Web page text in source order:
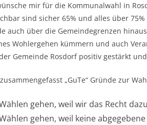
mir für die Kommunalwahl in
sind sicher 65% und alles über
auch über die Gemeindegrenzen
Wohlergehen kümmern und auch
Gemeinde Rosdorf positiv gestärkt
„GuTe“ Gründe zur
gehen, weil wir das Recht
gehen, weil keine